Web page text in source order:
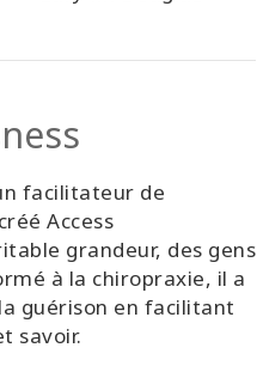
facilitateur de
Access
grandeur, des gens
à la chiropraxie, il a
guérison en facilitant
savoir.